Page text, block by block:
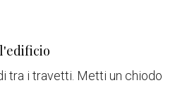
tra i travetti. Metti un chiodo